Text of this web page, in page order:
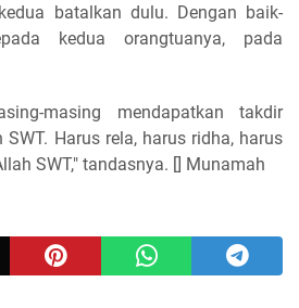
batalkan dulu. Dengan baik-
kedua orangtuanya, pada
masing mendapatkan takdir
Harus rela, harus ridha, harus
SWT," tandasnya. [] Munamah